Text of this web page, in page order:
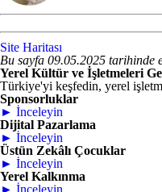
Site Haritası
Bu sayfa 09.05.2025 tarihinde
Yerel Kültür ve İşletmeleri
Türkiye'yi keşfedin, yerel
Sponsorluklar
► İnceleyin
Dijital Pazarlama
► İnceleyin
Üstün Zekâlı Çocuklar
► İnceleyin
Yerel Kalkınma
► İnceleyin